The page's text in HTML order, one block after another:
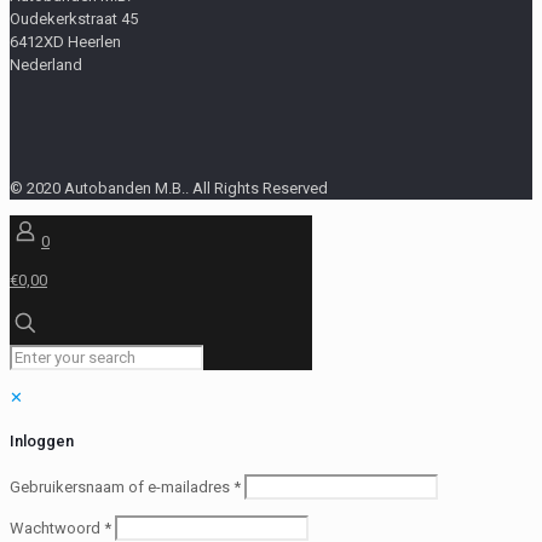
Oudekerkstraat 45
6412XD Heerlen
Nederland
© 2020 Autobanden M.B.. All Rights Reserved
0
€0,00
✕
Inloggen
Gebruikersnaam of e-mailadres *
Wachtwoord *